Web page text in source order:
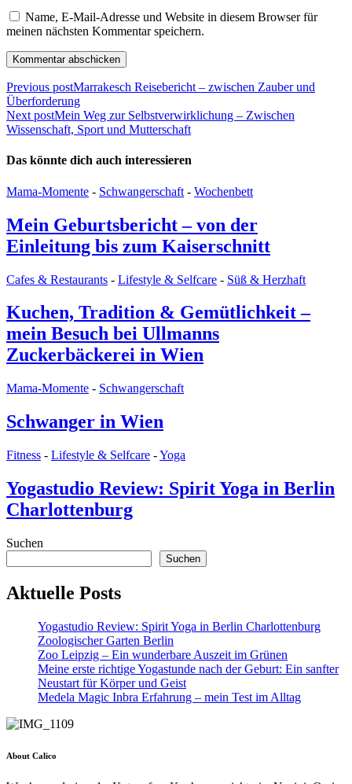
Name, E-Mail-Adresse und Website in diesem Browser für
meinen nächsten Kommentar speichern.
Beitragsnavigation
Previous postMarrakesch Reisebericht – zwischen Zauber und
Überforderung
Next postMein Weg zur Selbstverwirklichung – Zwischen
Wissenschaft, Sport und Mutterschaft
Das könnte dich auch interessieren
Mama-Momente - Schwangerschaft - Wochenbett
Mein Geburtsbericht – von der
Einleitung bis zum Kaiserschnitt
Cafes & Restaurants - Lifestyle & Selfcare - Süß & Herzhaft
Kuchen, Tradition & Gemütlichkeit –
mein Besuch bei Ullmanns
Zuckerbäckerei in Wien
Mama-Momente - Schwangerschaft
Schwanger in Wien
Fitness - Lifestyle & Selfcare -Yoga
Yogastudio Review: Spirit Yoga in Berlin
Charlottenburg
Suchen
Suchen
Aktuelle Posts
Yogastudio Review: Spirit Yoga in Berlin Charlottenburg
Zoologischer Garten Berlin
Zoo Leipzig – Ein wunderbare Auszeit im Grünen
Meine erste richtige Yogastunde nach der Geburt: Ein sanfter
Neustart für Körper und Geist
Medela Magic Inbra Erfahrung – mein Test im Alltag
About Calico